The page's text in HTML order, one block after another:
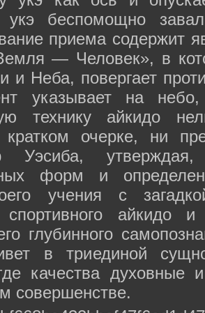
укэ беспомощно
приема содержит
— Человек», в
и Неба, повергает
указывает на
технику айкидо
очерке, ни
Уэсиба,
форм и
учения с
спортивного айкидо
глубинного
в триединой
качества духовные
совершенстве.